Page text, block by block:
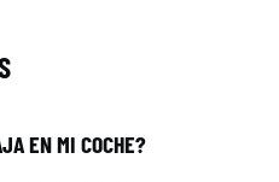
EN MI COCHE?